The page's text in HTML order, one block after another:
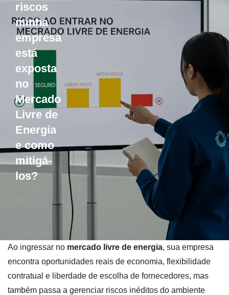
riscos
minha
empresa
está
exposta
no
Mercado
Livre de
Energia
e como
mitigá-
los?
Ao ingressar no mercado livre de energia, sua empresa
encontra oportunidades reais de economia, flexibilidade
contratual e liberdade de escolha de fornecedores, mas
também passa a gerenciar riscos inéditos do ambiente